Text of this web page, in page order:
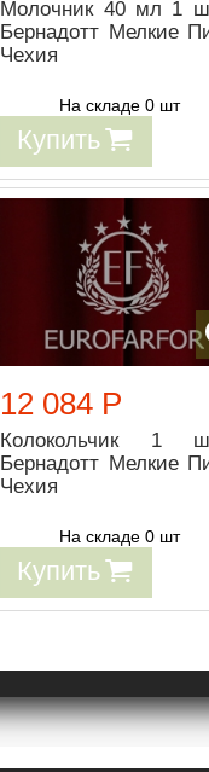
Молочник 40 мл 1
Бернадотт Мелкие
Чехия
На складе 0 шт
Купить
12 084 Р
Колокольчик 1
Бернадотт Мелкие
Чехия
На складе 0 шт
Купить